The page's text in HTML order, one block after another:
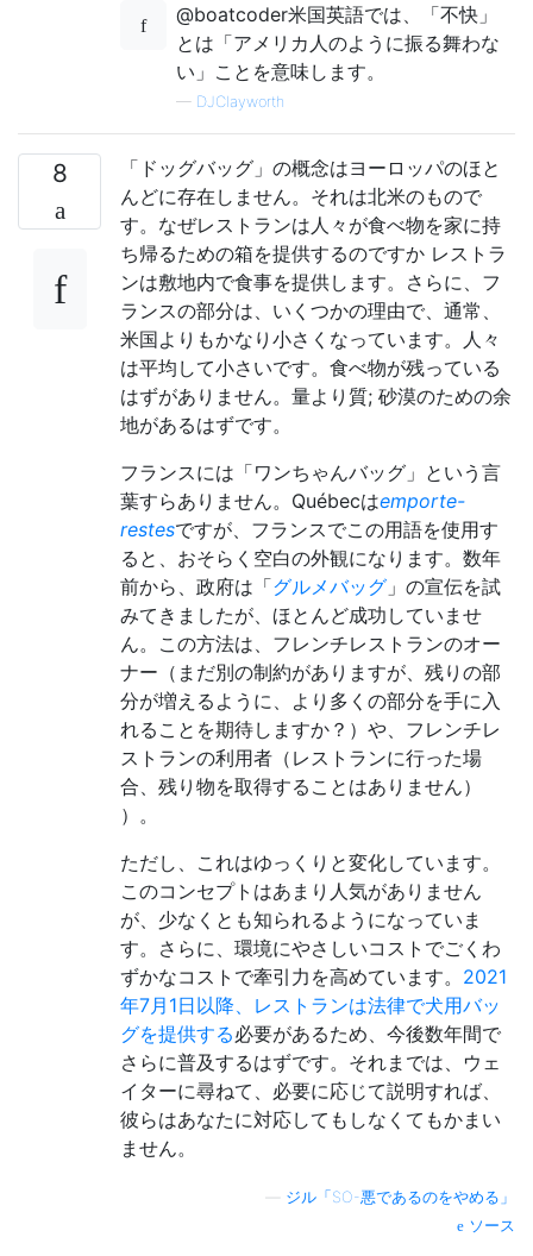
@boatcoder米国英語では、「不快」
とは「アメリカ人のように振る舞わな
い」ことを意味します。
— DJClayworth
8
「ドッグバッグ」の概念はヨーロッパのほと
んどに存在しません。それは北米のもので
す。なぜレストランは人々が食べ物を家に持
ち帰るための箱を提供するのですか レストラ
ンは敷地内で食事を提供します。さらに、フ
ランスの部分は、いくつかの理由で、通常、
米国よりもかなり小さくなっています。人々
は平均して小さいです。食べ物が残っている
はずがありません。量より質; 砂漠のための余
地があるはずです。
フランスには「ワンちゃんバッグ」という言
葉すらありません。Québecはemporte-
restesですが、フランスでこの用語を使用す
ると、おそらく空白の外観になります。数年
前から、政府は「グルメバッグ 」の宣伝を試
みてきましたが、ほとんど成功していませ
ん。この方法は、フレンチレストランのオー
ナー（まだ別の制約がありますが、残りの部
分が増えるように、より多くの部分を手に入
れることを期待しますか？）や、フレンチレ
ストランの利用者（レストランに行った場
合、残り物を取得することはありません）
）。
ただし、これはゆっくりと変化しています。
このコンセプトはあまり人気がありません
が、少なくとも知られるようになっていま
す。さらに、環境にやさしいコストでごくわ
ずかなコストで牽引力を高めています。 2021
年7月1日以降、レストランは法律で犬用バッ
グを提供する必要があるため、今後数年間で
さらに普及するはずです。それまでは、ウェ
イターに尋ねて、必要に応じて説明すれば、
彼らはあなたに対応してもしなくてもかまい
ません。
ジル「SO-悪であるのをやめる」
ソース